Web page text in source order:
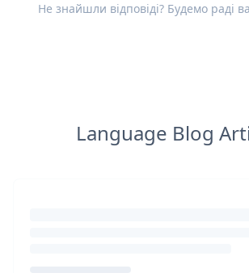
Не знайшли відповіді? Будемо раді
Language Blog